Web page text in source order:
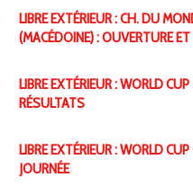
LIBRE EXTÉRIEUR : CH. DU
(MACÉDOINE) : OUVERTURE
LIBRE EXTÉRIEUR : WORLD
RÉSULTATS
LIBRE EXTÉRIEUR : WORLD
JOURNÉE